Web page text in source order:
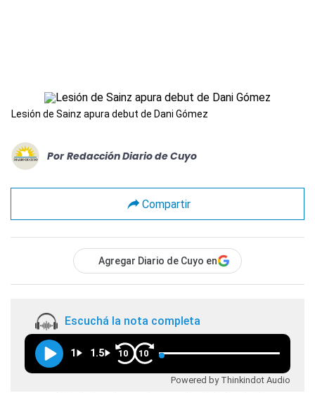
Lesión de Sainz apura debut de Dani Gómez
Por Redacción Diario de Cuyo
Compartir
Agregar Diario de Cuyo en
Escuchá la nota completa
1 1.5 10 10
Powered by Thinkindot Audio